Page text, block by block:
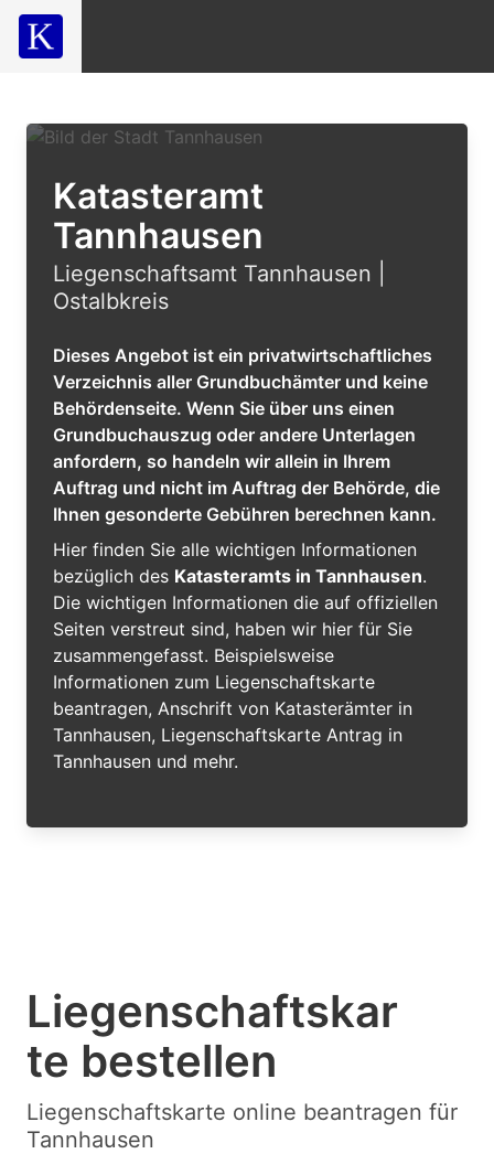
Katasteramt
Tannhausen
Liegenschaftsamt Tannhausen |
Ostalbkreis
Dieses Angebot ist ein privatwirtschaftliches
Verzeichnis aller Grundbuchämter und keine
Behördenseite. Wenn Sie über uns einen
Grundbuchauszug oder andere Unterlagen
anfordern, so handeln wir allein in Ihrem
Auftrag und nicht im Auftrag der Behörde, die
Ihnen gesonderte Gebühren berechnen kann.
Hier finden Sie alle wichtigen Informationen
bezüglich des Katasteramts in Tannhausen.
Die wichtigen Informationen die auf offiziellen
Seiten verstreut sind, haben wir hier für Sie
zusammengefasst. Beispielsweise
Informationen zum Liegenschaftskarte
beantragen, Anschrift von Katasterämter in
Tannhausen, Liegenschaftskarte Antrag in
Tannhausen und mehr.
Liegenschaftskar
te bestellen
Liegenschaftskarte online beantragen für
Tannhausen